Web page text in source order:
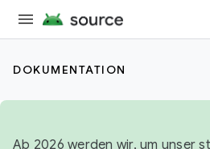
DOKUMENTATION
Ab 2026 werden wir, um unser